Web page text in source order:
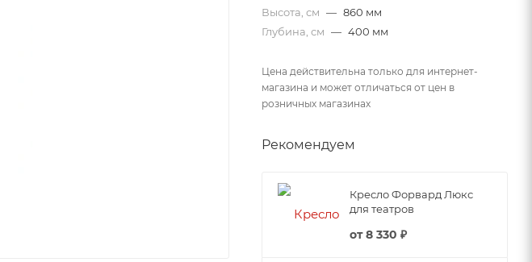
Высота, см — 860 мм
Глубина, см — 400 мм
Цена действительна только для интернет-
магазина и может отличаться от цен в
розничных магазинах
Рекомендуем
Кресло Форвард Люкс
для театров
от8 330 ₽